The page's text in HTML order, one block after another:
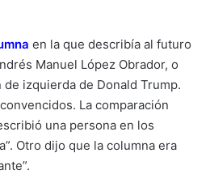
en la que describía al futuro
Manuel López Obrador, o
de izquierda de Donald Trump.
La comparación
una persona en los
Otro dijo que la columna era